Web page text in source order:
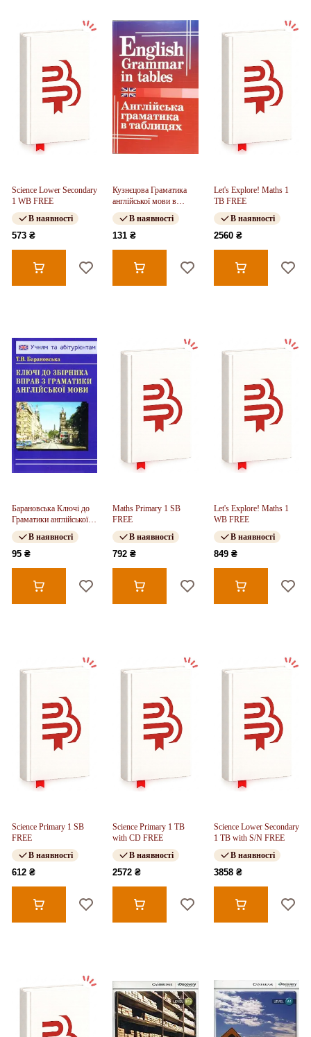
Science Lower Secondary
1 WB FREE
В наявності
573 ₴
Кузнєцова Граматика
англійської мови в
таблицях
В наявності
131 ₴
Let's Explore! Maths 1
TB FREE
В наявності
2560 ₴
Барановська Ключі до
Граматики англійської
мови
В наявності
95 ₴
Maths Primary 1 SB
FREE
В наявності
792 ₴
Let's Explore! Maths 1
WB FREE
В наявності
849 ₴
Science Primary 1 SB
FREE
В наявності
612 ₴
Science Primary 1 TB
with CD FREE
В наявності
2572 ₴
Science Lower Secondary
1 TB with S/N FREE
В наявності
3858 ₴